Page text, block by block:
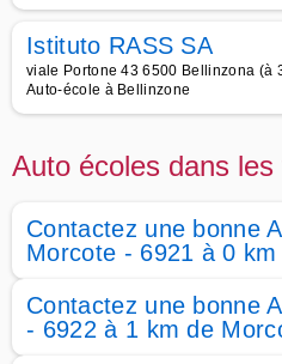
Istituto RASS SA
viale Portone 43 6500 Bellinzona (à
Auto-école à Bellinzone
Auto écoles dans
Contactez une bonne
Morcote - 6921 à 0
Contactez une bonne
- 6922 à 1 km de